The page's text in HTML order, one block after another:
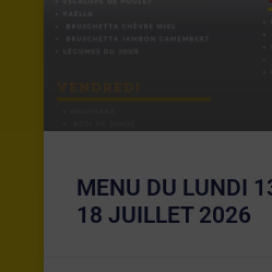
MENU DU LUNDI
18 JUILLET 2026